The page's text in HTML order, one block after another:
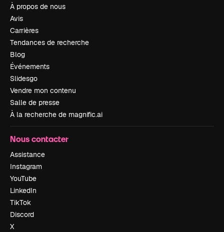
À propos de nous
Avis
Carrières
Tendances de recherche
Blog
Événements
Slidesgo
Vendre mon contenu
Salle de presse
À la recherche de magnific.ai
Nous contacter
Assistance
Instagram
YouTube
LinkedIn
TikTok
Discord
X